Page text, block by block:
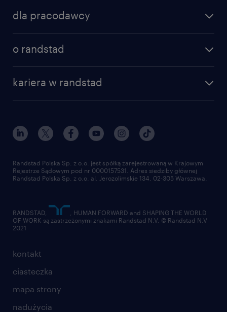
specjalizacje
praca w amazon
dla pracodawcy
o randstad
dla mediów
dla dostawców
kariera w randstad
nasz świat
pracuj w randstad
złóż CV
kontakt
ciasteczka
mapa strony
nadużycia
Randstad Polska Sp. z o.o. jest spółką zarejestrowaną w Krajowym
Rejestrze Sądowym pod nr 0000157531. Adres siedziby głównej
Randstad Polska Sp. z o.o. al. Jerozolimskie 134, 02-305 Warszawa.
RANDSTAD,
, HUMAN FORWARD and SHAPING THE WORLD
OF WORK są zastrzeżonymi znakami Randstad N.V. © Randstad N.V
2021